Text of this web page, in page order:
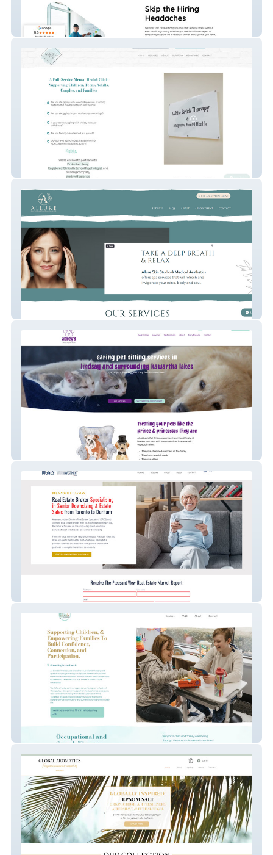
UPI Staffing New
White Brick Therapy
Abbey Pet Sitting Services
Your Biggest Investment
Sonder Therapy